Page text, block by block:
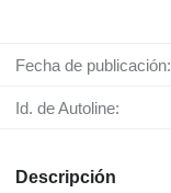
Fecha de publicación:
Id. de Autoline:
Descripción